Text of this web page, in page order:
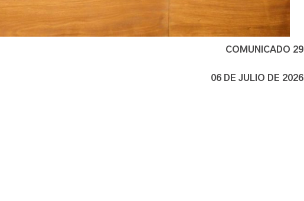
COMUNICADO 29
06 DE JULIO DE 2026